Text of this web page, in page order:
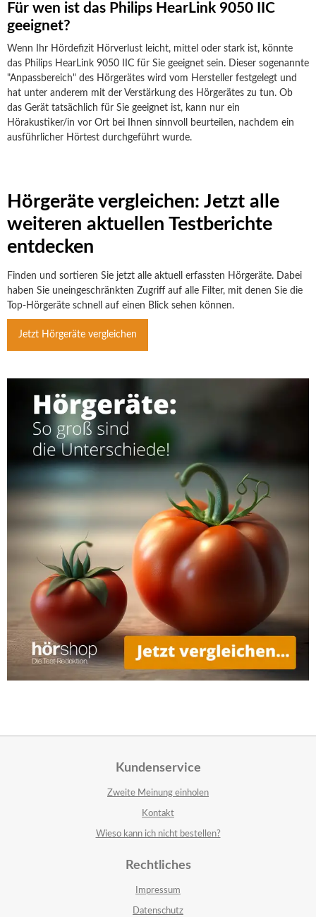
Für wen ist das Philips HearLink 9050 IIC
geeignet?
Wenn Ihr Hördefizit Hörverlust leicht, mittel oder stark ist, könnte
das Philips HearLink 9050 IIC für Sie geeignet sein. Dieser sogenannte
"Anpassbereich" des Hörgerätes wird vom Hersteller festgelegt und
hat unter anderem mit der Verstärkung des Hörgerätes zu tun. Ob
das Gerät tatsächlich für Sie geeignet ist, kann nur ein
Hörakustiker/in vor Ort bei Ihnen sinnvoll beurteilen, nachdem ein
ausführlicher Hörtest durchgeführt wurde.
Hörgeräte vergleichen: Jetzt alle
weiteren aktuellen Testberichte
entdecken
Finden und sortieren Sie jetzt alle aktuell erfassten Hörgeräte. Dabei
haben Sie uneingeschränkten Zugriff auf alle Filter, mit denen Sie die
Top-Hörgeräte schnell auf einen Blick sehen können.
Jetzt Hörgeräte vergleichen
Kundenservice
Zweite Meinung einholen
Kontakt
Wieso kann ich nicht bestellen?
Rechtliches
Impressum
Datenschutz